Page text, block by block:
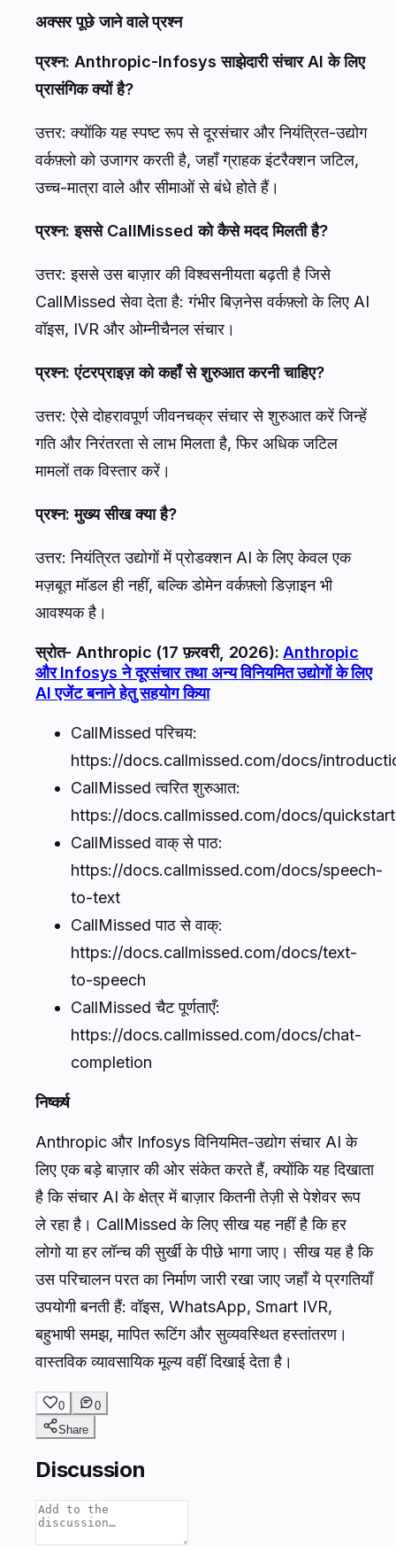
अक्सर पूछे जाने वाले प्रश्न
प्रश्न: Anthropic-Infosys साझेदारी संचार AI के लिए
प्रासंगिक क्यों है?
उत्तर: क्योंकि यह स्पष्ट रूप से दूरसंचार और नियंत्रित-उद्योग
वर्कफ़्लो को उजागर करती है, जहाँ ग्राहक इंटरैक्शन जटिल,
उच्च-मात्रा वाले और सीमाओं से बंधे होते हैं।
प्रश्न: इससे CallMissed को कैसे मदद मिलती है?
उत्तर: इससे उस बाज़ार की विश्वसनीयता बढ़ती है जिसे
CallMissed सेवा देता है: गंभीर बिज़नेस वर्कफ़्लो के लिए AI
वॉइस, IVR और ओम्नीचैनल संचार।
प्रश्न: एंटरप्राइज़ को कहाँ से शुरुआत करनी चाहिए?
उत्तर: ऐसे दोहरावपूर्ण जीवनचक्र संचार से शुरुआत करें जिन्हें
गति और निरंतरता से लाभ मिलता है, फिर अधिक जटिल
मामलों तक विस्तार करें।
प्रश्न: मुख्य सीख क्या है?
उत्तर: नियंत्रित उद्योगों में प्रोडक्शन AI के लिए केवल एक
मज़बूत मॉडल ही नहीं, बल्कि डोमेन वर्कफ़्लो डिज़ाइन भी
आवश्यक है।
स्रोत- Anthropic (17 फ़रवरी, 2026):Anthropic
और Infosys ने दूरसंचार तथा अन्य विनियमित उद्योगों के लिए
AI एजेंट बनाने हेतु सहयोग किया
CallMissed परिचय:
https://docs.callmissed.com/docs/
CallMissed त्वरित शुरुआत:
https://docs.callmissed.com/docs/quickstart
CallMissed वाक् से पाठ:
https://docs.callmissed.com/docs/speech-
to-text
CallMissed पाठ से वाक्:
https://docs.callmissed.com/docs/text-
to-speech
CallMissed चैट पूर्णताएँ:
https://docs.callmissed.com/docs/chat-
completion
निष्कर्ष
Anthropic और Infosys विनियमित-उद्योग संचार AI के
लिए एक बड़े बाज़ार की ओर संकेत करते हैं, क्योंकि यह दिखाता
है कि संचार AI के क्षेत्र में बाज़ार कितनी तेज़ी से पेशेवर रूप
ले रहा है। CallMissed के लिए सीख यह नहीं है कि हर
लोगो या हर लॉन्च की सुर्खी के पीछे भागा जाए। सीख यह है कि
उस परिचालन परत का निर्माण जारी रखा जाए जहाँ ये प्रगतियाँ
उपयोगी बनती हैं: वॉइस, WhatsApp, Smart IVR,
बहुभाषी समझ, मापित रूटिंग और सुव्यवस्थित हस्तांतरण।
वास्तविक व्यावसायिक मूल्य वहीं दिखाई देता है।
0
0
Share
Discussion